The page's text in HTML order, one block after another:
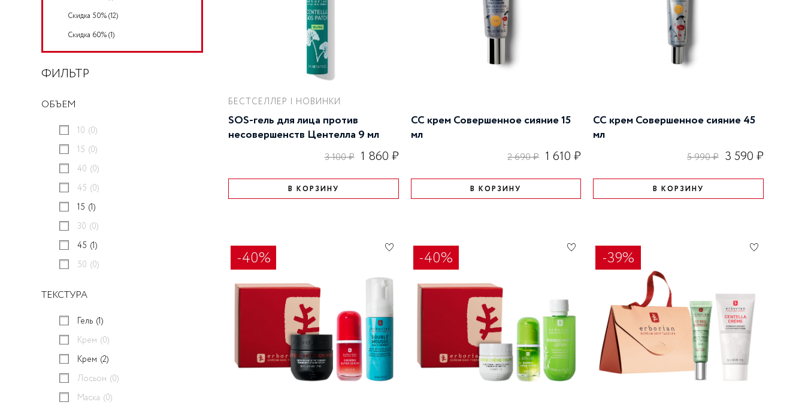
ТКАНЕВЫЕ МАСКИ И ПАТЧИ
НАБОРЫ
МИНИ-ФОРМАТЫ
УВЛАЖНЕНИЕ КОЖИ
Скидка 50%(12)
Скидка 60%(1)
ФИЛЬТР
ОБЪЕМ
10 (0)
15 (0)
40 (0)
45 (0)
15 (1)
30 (0)
45 (1)
50 (0)
ТЕКСТУРА
Гель (1)
Крем (0)
Крем (2)
Лосьон (0)
Маска (0)
БЕСТСЕЛЛЕР | НОВИНКИ
SOS-гель для лица против
несовершенств Центелла 9 мл
3 100 ₽ 1 860 ₽
В КОРЗИНУ
CC крем Совершенное сияние 15
мл
2 690 ₽ 1 610 ₽
В КОРЗИНУ
CC крем Совершенное сияние 45
мл
5 990 ₽ 3 590 ₽
В КОРЗИНУ
-40% -40% -39%